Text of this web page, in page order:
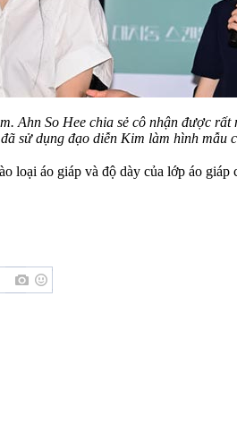
Ahn So Hee chia sẻ cô nhận được
sử dụng đạo diễn Kim làm hình mẫu
loại áo giáp và độ dày của lớp áo giáp